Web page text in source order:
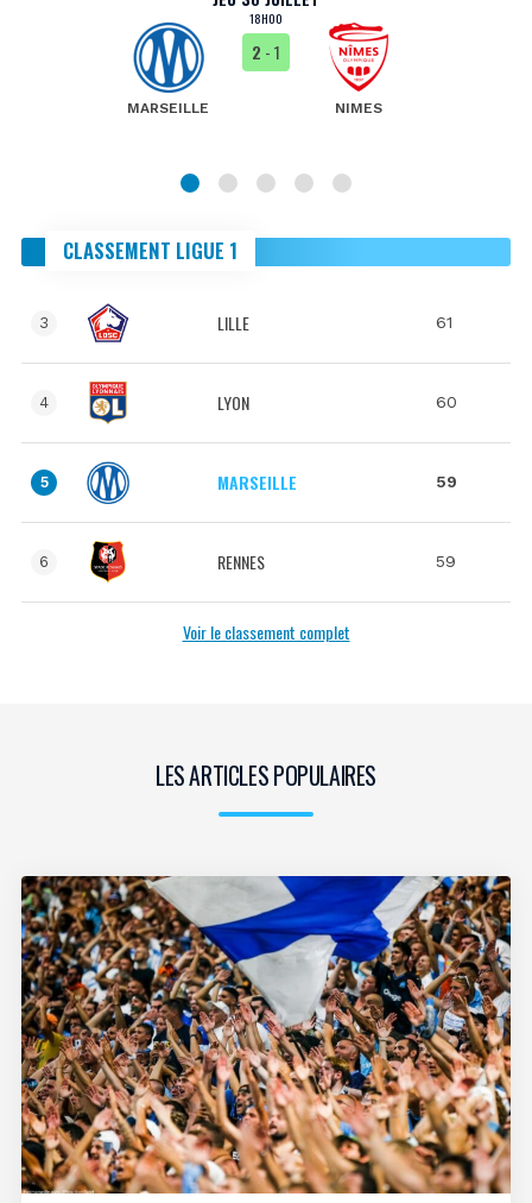
18H00
MARSEILLE
2 - 1
NIMES
CLASSEMENT LIGUE 1
3 LILLE 61
4 LYON 60
5 MARSEILLE 59
6 RENNES 59
Voir le classement complet
LES ARTICLES POPULAIRES